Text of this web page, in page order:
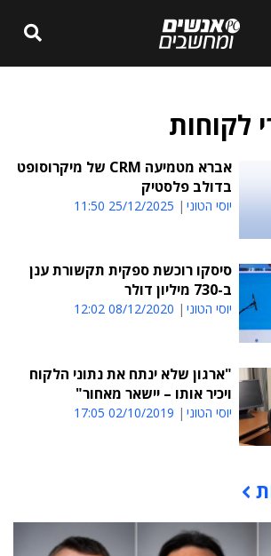
לקוחות
אברא מטמיעה CRM של מיקרוסופט
בדולב פלסטיק
יוסי הטוני 25/12/2025 11:50
סיסקו רוכשת ספקית תקשורת ענן
ב-730 מיליון דולר
יוסי הטוני 08/12/2020 12:02
"ארגון שלא ינתח את נתוני הלקוח
ויכיר אותו – יישאר מאחור"
יוסי הטוני 02/10/2019 17:05